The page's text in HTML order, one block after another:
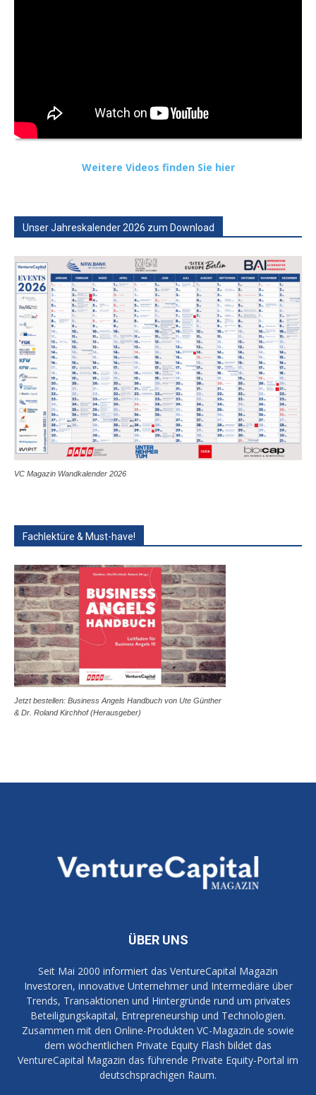
Weitere Videos finden Sie hier
Unser Jahreskalender 2026 zum Download
VC Magazin Wandkalender 2026
Fachlektüre & Must-have!
Jetzt bestellen: Business Angels Handbuch von Ute Günther
& Dr. Roland Kirchhof (Herausgeber)
ÜBER UNS
Seit Mai 2000 informiert das VentureCapital Magazin
Investoren, innovative Unternehmer und Intermediäre über
Trends, Transaktionen und Hintergründe rund um privates
Beteiligungskapital, Entrepreneurship und Technologien.
Zusammen mit den Online-Produkten VC-Magazin.de sowie
dem wöchentlichen Private Equity Flash bildet das
VentureCapital Magazin das führende Private Equity-Portal im
deutschsprachigen Raum.